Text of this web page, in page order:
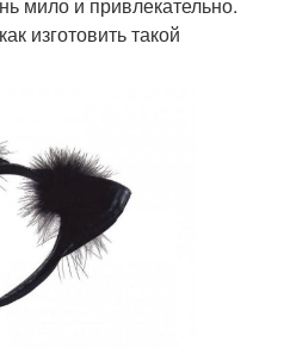
мило и привлекательно.
изготовить такой